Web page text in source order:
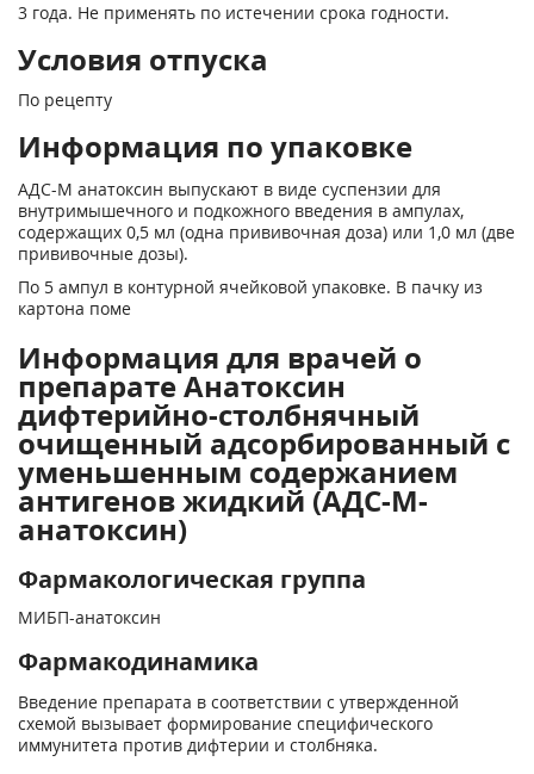
3 года. Не применять по истечении срока годности.
Условия отпуска
По рецепту
Информация по упаковке
АДС-М анатоксин выпускают в виде суспензии для
внутримышечного и подкожного введения в ампулах,
содержащих 0,5 мл (одна прививочная доза) или 1,0 мл (две
прививочные дозы).
По 5 ампул в контурной ячейковой упаковке. В пачку из
картона поме
Информация для врачей о
препарате Анатоксин
дифтерийно-столбнячный
очищенный адсорбированный c
уменьшенным содержанием
антигенов жидкий (АДС-М-
анатоксин)
Фармакологическая группа
МИБП-анатоксин
Фармакодинамика
Введение препарата в соответствии с утвержденной
схемой вызывает формирование специфического
иммунитета против дифтерии и столбняка.